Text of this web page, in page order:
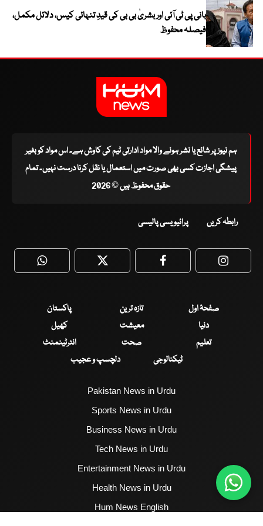
بانی پی ٹی آئی اور بشریٰ بی بی کی قیدِ تنہائی کیس، دلائل مکمل،
فیصلہ محفوظ
ہم نیوز پر شائع یا نشر ہونے والا مواد ادارتی ٹیم کی کاوش ہے۔ اس مواد کو بغیر
پیشگی اجازت کسی بھی صورت میں استعمال یا نقل کرنا درست نہیں۔ تمام
حقوق محفوظ ہیں © 2026
رابطہ کریں پرائیویسی پالیسی
WhatsApp Twitter Facebook
صفحۂ اول تازہ ترین
پاکستان
دنیا
معیشت
کھیل
تعلیم
صحت
انٹرٹینمنٹ
ٹیکنالوجی
دلچسپ و عجیب
Pakistan News in Urdu
Sports News in Urdu
Business News in Urdu
Tech News in Urdu
Entertainment News in Urdu
Health News in Urdu
Hum News English